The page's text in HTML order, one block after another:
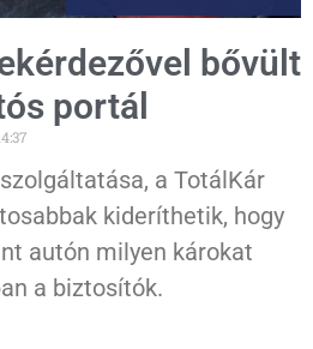
bővült
portál
a TotálKár
kideríthetik, hogy
autón milyen károkat
a biztosítók.